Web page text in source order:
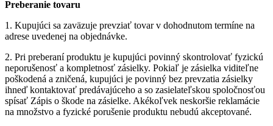
Preberanie tovaru
1. Kupujúci sa zaväzuje prevziať tovar v dohodnutom termíne na
adrese uvedenej na objednávke.
2. Pri preberaní produktu je kupujúci povinný skontrolovať fyzickú
neporušenosť a kompletnosť zásielky. Pokiaľ je zásielka viditeľne
poškodená a zničená, kupujúci je povinný bez prevzatia zásielky
ihneď kontaktovať predávajúceho a so zasielateľskou spoločnosťou
spísať Zápis o škode na zásielke. Akékoľvek neskoršie reklamácie
na množstvo a fyzické porušenie produktu nebudú akceptované.